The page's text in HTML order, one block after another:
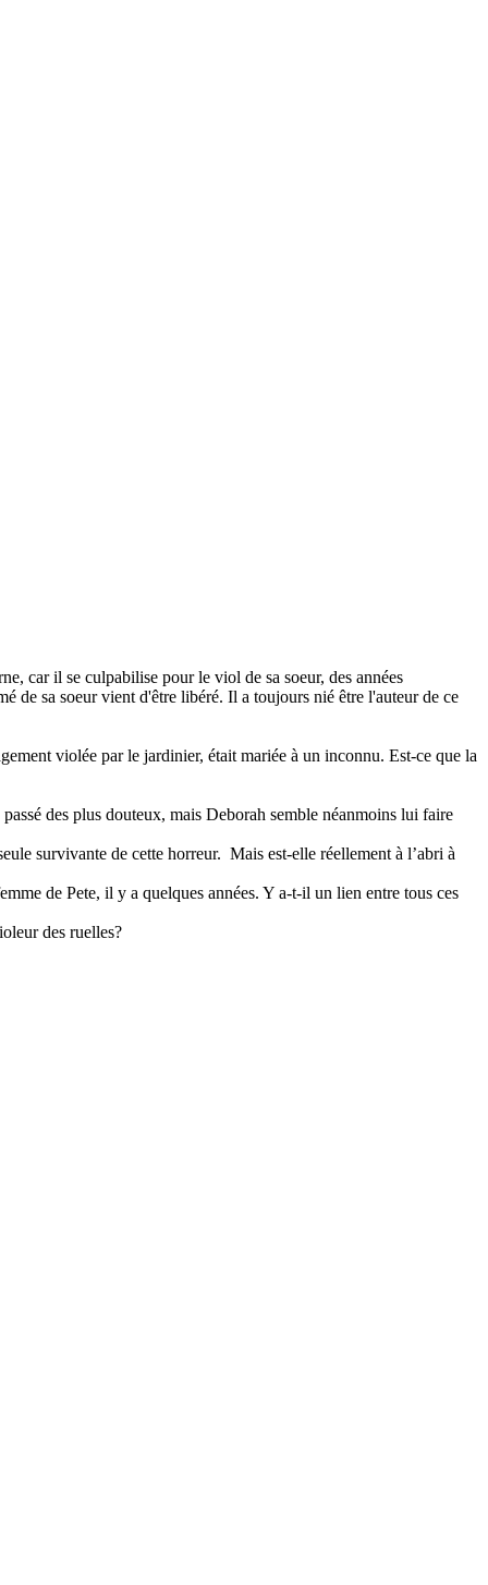
car il se culpabilise pour le viol de sa soeur, des années
de sa soeur vient d'être libéré. Il a toujours nié être l'auteur de ce
violée par le jardinier, était mariée à un inconnu. Est-ce que la
des plus douteux, mais Deborah semble néanmoins lui faire
survivante de cette horreur. Mais est-elle réellement à l’abri à
de Pete, il y a quelques années. Y a-t-il un lien entre tous ces
des ruelles?